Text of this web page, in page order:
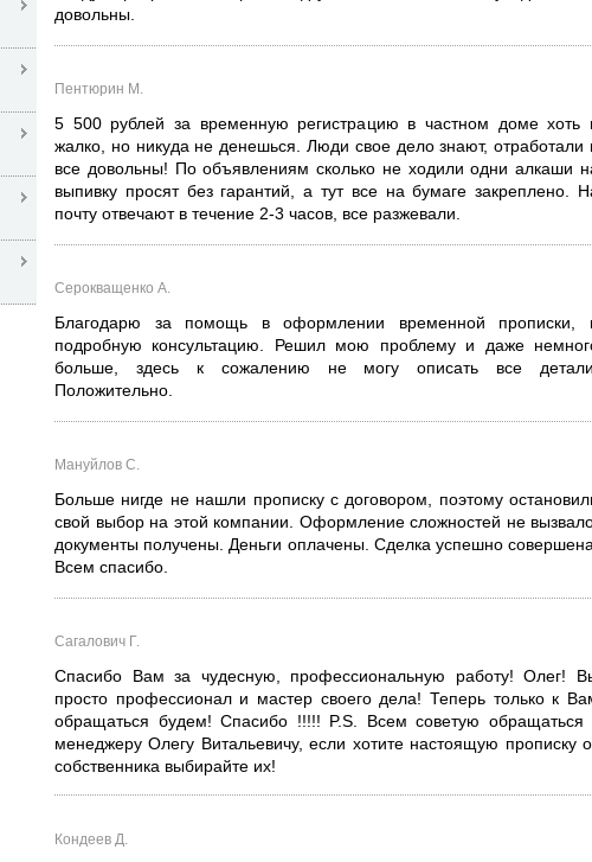
довольны.
Пентюрин М.
5 500 рублей за временную регистрацию в частном доме хоть
жалко, но никуда не денешься. Люди свое дело знают, отработали
все довольны! По объявлениям сколько не ходили одни алкаши
выпивку просят без гарантий, а тут все на бумаге закреплено.
почту отвечают в течение 2-3 часов, все разжевали.
Серокващенко А.
Благодарю за помощь в оформлении временной прописки,
подробную консультацию. Решил мою проблему и даже
больше, здесь к сожалению не могу описать все детали.
Положительно.
Мануйлов С.
Больше нигде не нашли прописку с договором, поэтому
свой выбор на этой компании. Оформление сложностей не
документы получены. Деньги оплачены. Сделка успешно совершена.
Всем спасибо.
Сагалович Г.
Спасибо Вам за чудесную, профессиональную работу! Олег!
просто профессионал и мастер своего дела! Теперь только к
обращаться будем! Спасибо !!!!! P.S. Всем советую обращаться
менеджеру Олегу Витальевичу, если хотите настоящую прописку
собственника выбирайте их!
Кондеев Д.